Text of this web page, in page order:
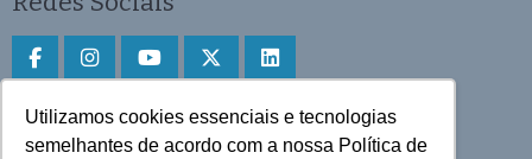
Utilizamos cookies essenciais e tecnologias
semelhantes de acordo com a nossa Política de
Faça download do aplicativo